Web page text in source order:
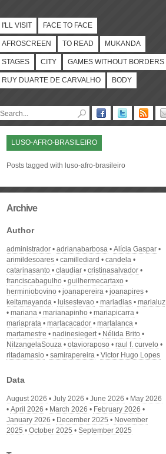
I'LL VISIT FACE TO FACE
AFROSCREEN TO READ MUKANDA
STAGES CITY GAMES WITHOUT BORDERS
RUY DUARTE DE CARVALHO BODY
LUSO-AFRO-BRASILEIRO
Posts tagged with luso-afro-brasileiro
Archive
Author
administrador adrianabarbosa
Alícia Gaspar
arimildesoares
camillediard
candela
catarinasanto
claudiar
cristinasalvador
franciscabagulho
guilhermecartaxo
herminiobovino
joanapereira
joanapires
keitamayanda
luisestevao mariadias
marialuz
mariana
marianapinho
mariapicarra
mariaprata
martacacador
martalanca
martamestre
nadinesiegert
Nélida Brito
NilzangelaSouza
otavioraposo
raul f. curvelo
ritadamasio
samirapereira Victor Hugo Lopes
Data
August 2026 July 2026 June 2026
May 2026
April 2026
March 2026
February 2026
January 2026
December 2025
November
2025
October 2025 September 2025